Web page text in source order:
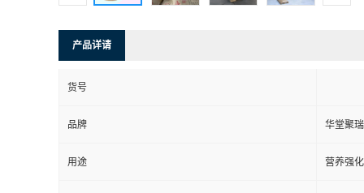
产品详请
货号
品牌 华堂聚瑞
用途 营养强